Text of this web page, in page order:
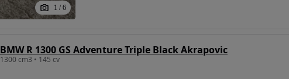
1 / 6
BMW R 1300 GS Adventure Triple Black Akrapovic
1300 cm3 • 145 cv